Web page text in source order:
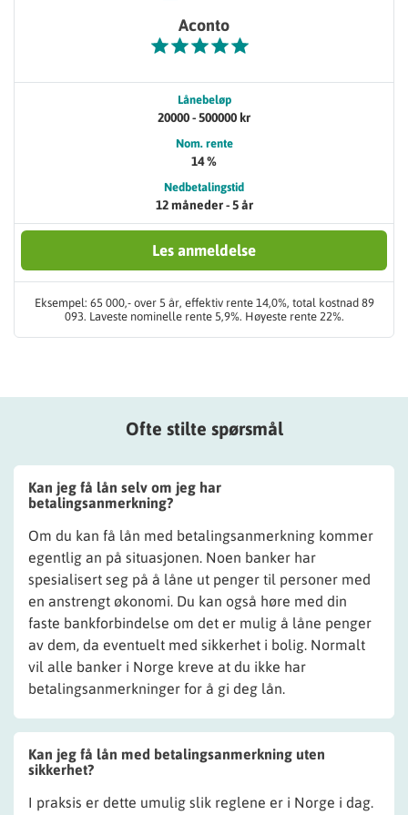
Aconto
Lånebeløp
20000 - 500000 kr
Nom. rente
14 %
Nedbetalingstid
12 måneder - 5 år
Les anmeldelse
Eksempel: 65 000,- over 5 år, effektiv rente 14,0%, total kostnad 89
093. Laveste nominelle rente 5,9%. Høyeste rente 22%.
Ofte stilte spørsmål
Kan jeg få lån selv om jeg har
betalingsanmerkning?
Om du kan få lån med betalingsanmerkning kommer
egentlig an på situasjonen. Noen banker har
spesialisert seg på å låne ut penger til personer med
en anstrengt økonomi. Du kan også høre med din
faste bankforbindelse om det er mulig å låne penger
av dem, da eventuelt med sikkerhet i bolig. Normalt
vil alle banker i Norge kreve at du ikke har
betalingsanmerkninger for å gi deg lån.
Kan jeg få lån med betalingsanmerkning uten
sikkerhet?
I praksis er dette umulig slik reglene er i Norge i dag.